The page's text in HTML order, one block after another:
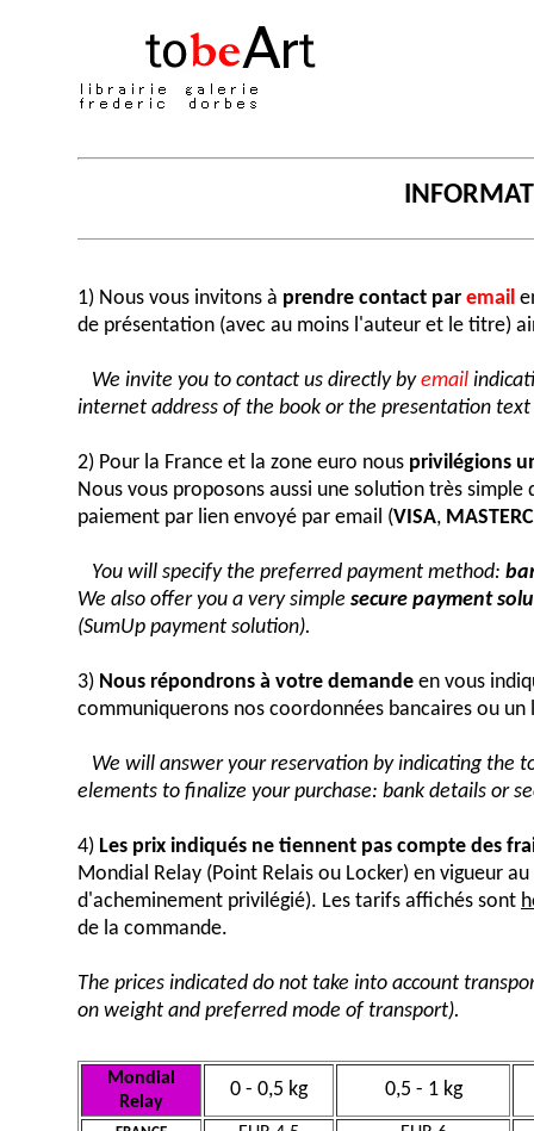
1) Nous vous invitons à prendre contact par email
de présentation (avec au moins l'auteur et le titre)
We invite you to contact us directly byemail
internet address of the book or the presentation
2) Pour la France et la zone euro nous privilégions
Nous vous proposons aussi une solution très simple
paiement par lien envoyé par email (VISA,
You will specify the preferred payment method:
We also offer you a very simple secure payment
(SumUp payment solution).
3) Nous répondrons à votre demande en vous
communiquerons nos coordonnées bancaires ou
We will answer your reservation by indicating the
elements to finalize your purchase: bank details or
4) Les prix indiqués ne tiennent pas compte des
Mondial Relay (Point Relais ou Locker) en vigueur
d'acheminement privilégié). Les tarifs affichés sont
de la commande.
The prices indicated do not take into account
on weight and preferred mode of transport).
Mondial
Relay
0 - 0,5 kg 0,5 - 1 kg